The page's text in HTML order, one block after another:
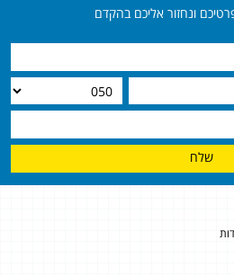
ונחזור אליכם בהקדם
שלח